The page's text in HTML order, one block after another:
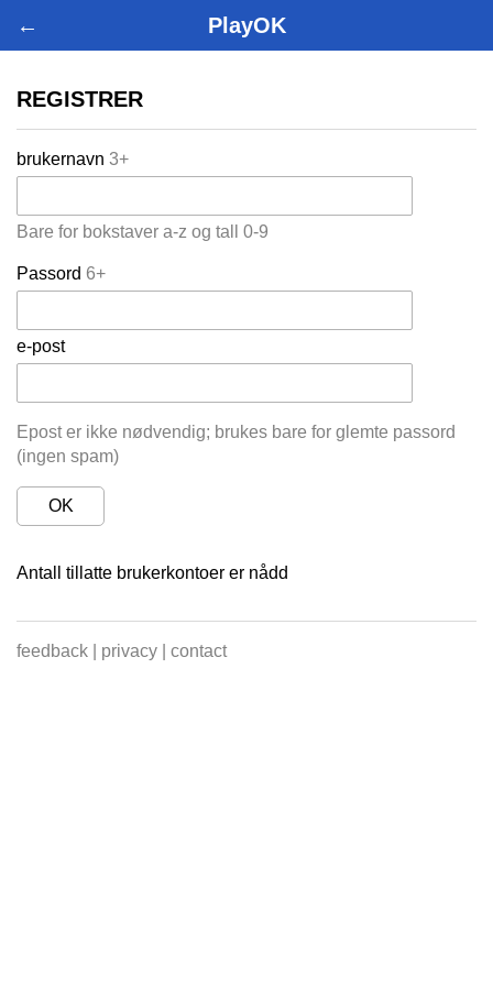
← PlayOK
REGISTRER
brukernavn 3+
Bare for bokstaver a-z og tall 0-9
Passord 6+
e-post
Epost er ikke nødvendig; brukes bare for glemte passord
(ingen spam)
OK
Antall tillatte brukerkontoer er nådd
feedback privacy contact